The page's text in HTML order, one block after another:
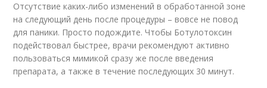
Отсутствие каких-либо изменений в обработанной зоне
на следующий день после процедуры – вовсе не повод
для паники. Просто подождите. Чтобы Ботулотоксин
подействовал быстрее, врачи рекомендуют активно
пользоваться мимикой сразу же после введения
препарата, а также в течение последующих 30 минут.